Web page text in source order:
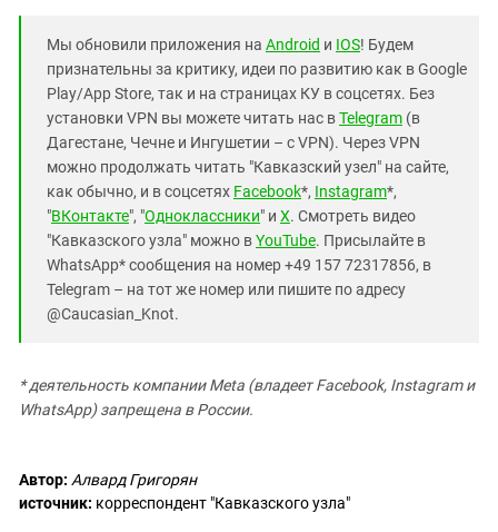
Мы обновили приложения на Android и IOS! Будем
признательны за критику, идеи по развитию как в Google
Play/App Store, так и на страницах КУ в соцсетях. Без
установки VPN вы можете читать нас вTelegram (в
Дагестане, Чечне и Ингушетии – с VPN). Через VPN
можно продолжать читать "Кавказский узел" на сайте,
как обычно, и в соцсетях Facebook*, Instagram*,
"ВКонтакте", "Одноклассники" и X. Смотреть видео
"Кавказского узла" можно вYouTube. Присылайте в
WhatsApp* сообщения на номер +49 157 72317856, в
Telegram – на тот же номер или пишите по адресу
@Caucasian_Knot.
* деятельность компании Meta (владеет Facebook, Instagram и
WhatsApp) запрещена в России.
Автор: Алвард Григорян
источник: корреспондент "Кавказского узла"